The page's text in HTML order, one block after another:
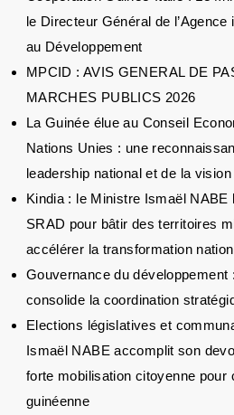
le Directeur Général de
au Développement
MPCID : AVIS GENERAL DE
MARCHES PUBLICS 2026
La Guinée élue au Conseil
Nations Unies : une
leadership national et de la
Kindia : le Ministre Ismaël NABE
SRAD pour bâtir des territoires
accélérer la transformation
Gouvernance du
consolide la coordination
Elections législatives et
Ismaël NABE accomplit son
forte mobilisation citoyenne pour
guinéenne